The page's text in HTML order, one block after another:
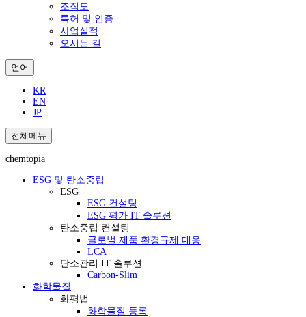
조직도
특허 및 인증
사업실적
오시는 길
언어
KR
EN
JP
전체메뉴
chemtopia
ESG 및 탄소중립
ESG
ESG 컨설팅
ESG 평가 IT 솔루션
탄소중립 컨설팅
글로벌 제품 환경규제 대응
LCA
탄소관리 IT 솔루션
Carbon-Slim
화학물질
화평법
화학물질 등록